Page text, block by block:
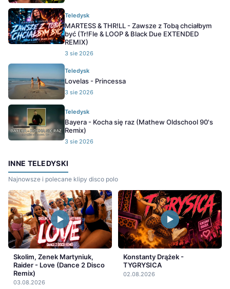
Teledysk
MARTESS & THR!LL - Zawsze z Tobą chciałbym
być (Tr!Fle & LOOP & Black Due EXTENDED
REMIX)
3 sie 2026
Teledysk
Lovelas - Princessa
3 sie 2026
Teledysk
Bayera - Kocha się raz (Mathew Oldschool 90's
Remix)
3 sie 2026
INNE TELEDYSKI
Najnowsze i polecane klipy disco polo
Skolim, Zenek Martyniuk,
Raider - Love (Dance 2 Disco
Remix)
03.08.2026
Konstanty Drążek -
TYGRYSICA
02.08.2026